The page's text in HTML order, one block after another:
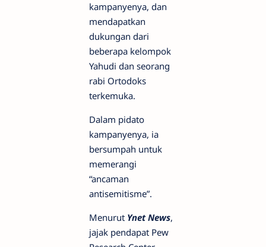
kampanyenya, dan
mendapatkan
dukungan dari
beberapa kelompok
Yahudi dan seorang
rabi Ortodoks
terkemuka.
Dalam pidato
kampanyenya, ia
bersumpah untuk
memerangi
“ancaman
antisemitisme”.
Menurut Ynet News,
jajak pendapat Pew